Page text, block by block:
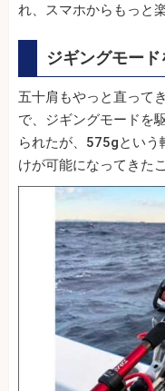
れ、スマホからもっと
ジギングモー
五十肩もやっと直って
で、ジギングモードを
られたが、575gとい
けが可能になってきた